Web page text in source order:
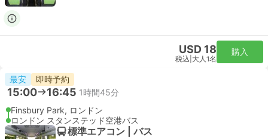
USD 32
税込 大人1名
購入
即時予約
20:06 20:55 49分
リバプールストリート駅, ロンドン
London Stansted Airport
スタンダード | 列車